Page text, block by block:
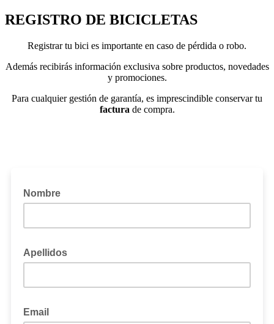
REGISTRO DE BICICLETAS
Registrar tu bici es importante en caso de pérdida o robo.
Además recibirás información exclusiva sobre productos, novedades
y promociones.
Para cualquier gestión de garantía, es imprescindible conservar tu
factura de compra.